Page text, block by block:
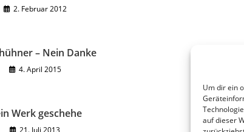
Um dir ein
auf dieser
2. Februar 2012
– Nein Danke
4. April 2015
Werk geschehe